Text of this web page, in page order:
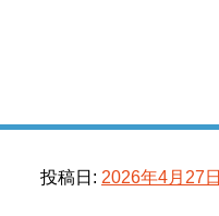
投稿日: 2026年4月27日